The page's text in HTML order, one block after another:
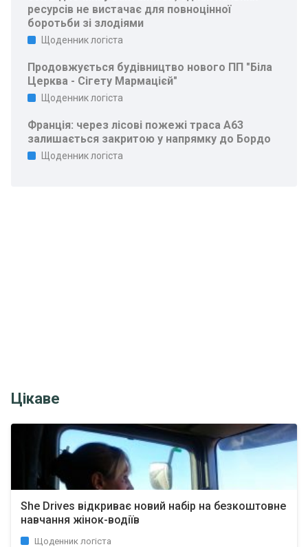
ресурсів не вистачає для повноцінної
боротьби зі злодіями
Щоденник логіста
Продовжується будівництво нового ПП "Біла
Церква - Сігету Мармацієй"
Щоденник логіста
Франція: через лісові пожежі траса A63
залишається закритою у напрямку до Бордо
Щоденник логіста
Цікаве
She Drives відкриває новий набір на безкоштовне
навчання жінок-водіїв
Щоденник логіста